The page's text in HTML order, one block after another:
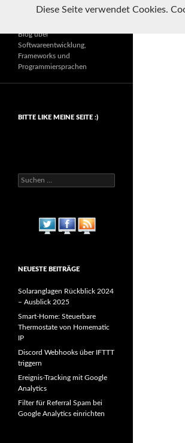
Die Zauberschmiede
Blog über
Softwareentwicklung,
Frameworks und
Programmiersprachen
BITTE LIKE MEINE SEITE :)
Suchen
nach:
NEUESTE BEITRÄGE
Solaranglagen Rückblick 2024
– Ausblick 2025
Smart-Home: Steuerbare
Thermostate von Homematic
IP
Discord Webhooks über IFTTT
triggern
Ereignis-Tracking mit Google
Analytics
Filter für Referral Spam bei
Google Analytics einrichten
Diese Seite verwendet Cookies.